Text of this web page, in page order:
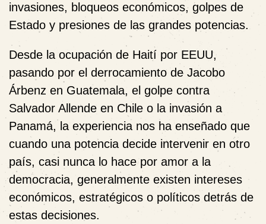
invasiones, bloqueos económicos, golpes de
Estado y presiones de las grandes potencias.
Desde la ocupación de Haití por EEUU,
pasando por el derrocamiento de Jacobo
Árbenz en Guatemala, el golpe contra
Salvador Allende en Chile o la invasión a
Panamá, la experiencia nos ha enseñado que
cuando una potencia decide intervenir en otro
país, casi nunca lo hace por amor a la
democracia, generalmente existen intereses
económicos, estratégicos o políticos detrás de
estas decisiones.